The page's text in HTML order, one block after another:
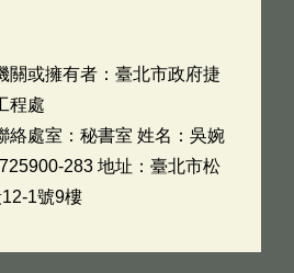
關或擁有者：臺北市政府捷
程處
絡處室：秘書室 姓名：吳婉
283 地址：臺北市松
1號9樓